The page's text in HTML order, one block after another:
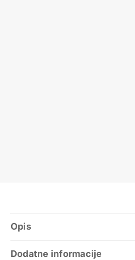
Opis
Dodatne informacije